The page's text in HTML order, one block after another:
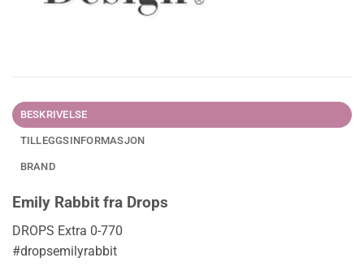
BESKRIVELSE
TILLEGGSINFORMASJON
BRAND
Emily Rabbit fra Drops
DROPS Extra 0-770
#dropsemilyrabbit